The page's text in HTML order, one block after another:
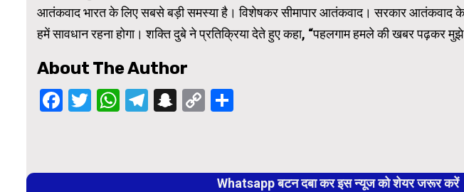
आतंकवाद भारत के लिए सबसे बड़ी समस्या है। विशेषकर सीमापार आतंकवाद। सरकार आतंकवाद
हमें सावधान रहना होगा। शक्ति दुबे ने प्रतिक्रिया देते हुए कहा, “पहलगाम हमले की खबर पढ़कर
About The Author
Facebook
Twitter
WhatsApp
Telegram
Snapchat
Copy
Reading
Whatsapp बटन दबा कर इस न्यूज को शेयर जरूर करें